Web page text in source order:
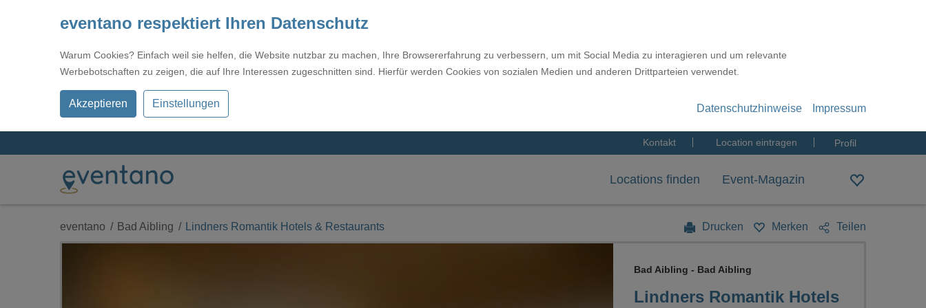
eventano respektiert Ihren Datenschutz
Warum Cookies? Einfach weil sie helfen, die Website nutzbar zu machen, Ihre Browsererfahrung zu verbessern, um mit Social Media zu interagieren und um relevante
Werbebotschaften zu zeigen, die auf Ihre Interessen zugeschnitten sind. Hierfür werden Cookies von sozialen Medien und anderen Drittparteien verwendet.
Akzeptieren Einstellungen Datenschutzhinweise Impressum
Kontakt Location eintragen Profil
Locations finden Event-Magazin
eventano Bad Aibling Lindners Romantik Hotels & Restaurants Drucken Merken Teilen
Lindners Romantik Hotels
Bad Aibling - Bad Aibling